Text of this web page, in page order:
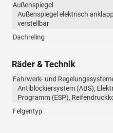
Außenspiegel
Außenspiegel elektrisch
verstellbar
Dachreling
Räder & Technik
Fahrwerk- und
Antiblockiersystem (ABS),
Programm (ESP),
Felgentyp